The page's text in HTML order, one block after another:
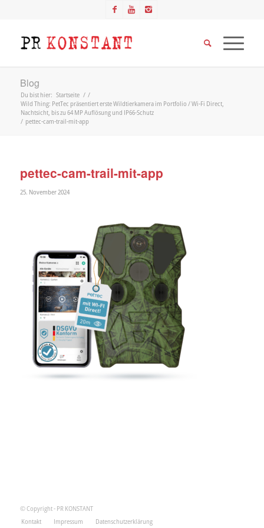
Blog
Du bist hier: Startseite / /
Wild Thing: PetTec präsentiert erste Wildtierkamera im Portfolio / Wi-Fi Direct,
Nachtsicht, bis zu 64 MP Auflösung und IP66-Schutz
/ pettec-cam-trail-mit-app
pettec-cam-trail-mit-app
25. November 2024
© Copyright - PR KONSTANT
Kontakt
Impressum Datenschutzerklärung